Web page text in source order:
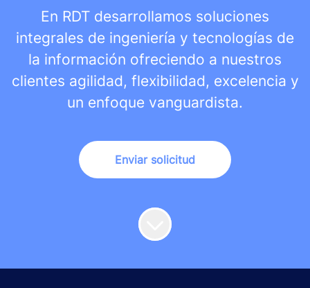
En RDT desarrollamos soluciones
integrales de ingeniería y tecnologías de
la información ofreciendo a nuestros
clientes agilidad, flexibilidad, excelencia y
un enfoque vanguardista.
Enviar solicitud